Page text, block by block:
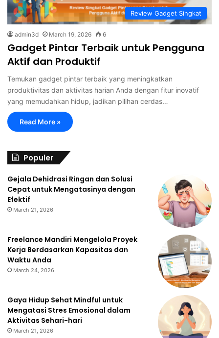
Review Gadget Singkat
admin3d March 19, 2026 6
Gadget Pintar Terbaik untuk Pengguna
Aktif dan Produktif
Temukan gadget pintar terbaik yang meningkatkan
produktivitas dan aktivitas harian Anda dengan fitur inovatif
yang memudahkan hidup, jadikan pilihan cerdas…
Read More »
Populer
Gejala Dehidrasi Ringan dan Solusi
Cepat untuk Mengatasinya dengan
Efektif
March 21, 2026
Freelance Mandiri Mengelola Proyek
Kerja Berdasarkan Kapasitas dan
Waktu Anda
March 24, 2026
Gaya Hidup Sehat Mindful untuk
Mengatasi Stres Emosional dalam
Aktivitas Sehari-hari
March 21, 2026